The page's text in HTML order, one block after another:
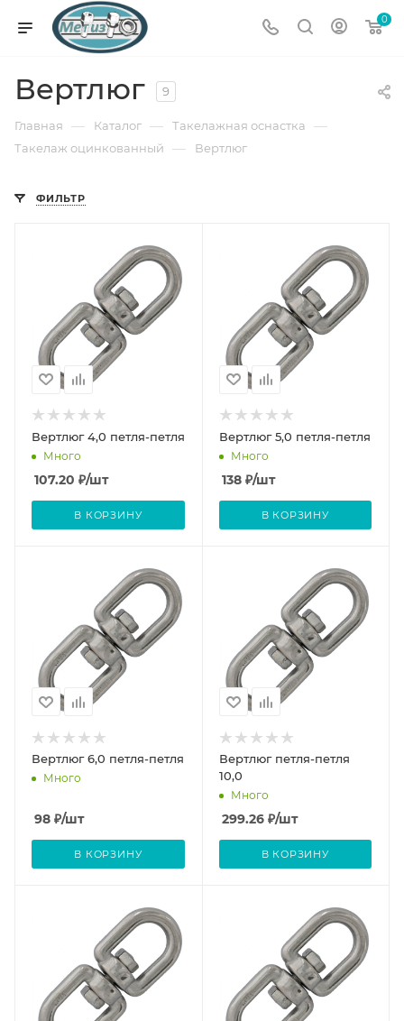
0
Вертлюг 9
Главная — Каталог — Такелажная оснастка —
Такелаж оцинкованный — Вертлюг
ФИЛЬТР
Вертлюг 4,0 петля-петля
Много
107.20 ₽/шт
В КОРЗИНУ
Вертлюг 5,0 петля-петля
Много
138₽/шт
В КОРЗИНУ
Вертлюг 6,0 петля-петля
Много
98 ₽/шт
В КОРЗИНУ
Вертлюг петля-петля
10,0
Много
299.26₽/шт
В КОРЗИНУ